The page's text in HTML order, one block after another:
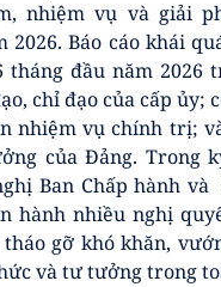
nhiệm vụ và giải
2026. Báo cáo khái
tháng đầu năm 2026
chỉ đạo của cấp ủy;
nhiệm vụ chính trị;
của Đảng. Trong
Ban Chấp hành và
hành nhiều nghị
gỡ khó khăn,
và tư tưởng trong